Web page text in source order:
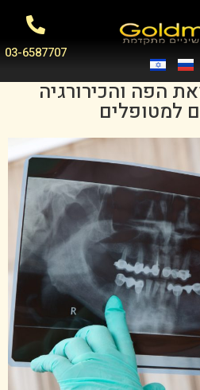
03-6587707
הפה והכירורגיה
למטופלים